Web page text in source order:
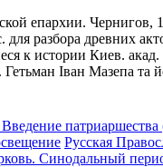
епархии. Чернигов,
разбора древних
к истории Киев.
. Гетьман Iван Мазепа та
патриаршества
Русская
Синодальный